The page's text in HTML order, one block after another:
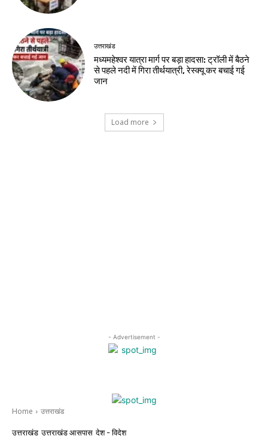
उत्तराखंड
मध्यमहेश्वर यात्रा मार्ग पर बड़ा हादसा: ट्रॉली में बैठने
से पहले नदी में गिरा तीर्थयात्री, रेस्क्यू कर बचाई गई
जान
Load more
- Advertisement -